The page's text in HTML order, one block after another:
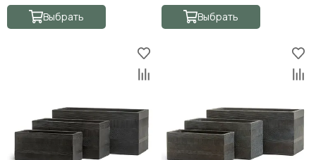
Выбрать Выбрать